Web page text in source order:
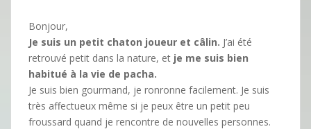
Bonjour,
Je suis un petit chaton joueur et câlin. J’ai été
retrouvé petit dans la nature, et je me suis bien
habitué à la vie de pacha.
Je suis bien gourmand, je ronronne facilement. Je suis
très affectueux même si je peux être un petit peu
froussard quand je rencontre de nouvelles personnes.